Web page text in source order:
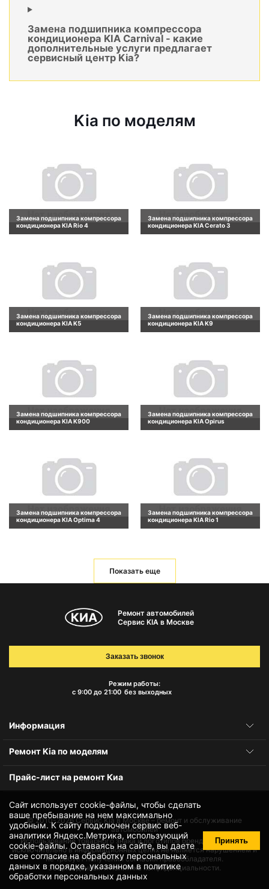
Замена подшипника компрессора
кондиционера KIA Carnival - какие
дополнительные услуги предлагает
сервисный центр Kia?
Kia по моделям
Замена подшипника компрессора
кондиционера KIA Rio 4
Замена подшипника компрессора
кондиционера KIA Cerato 3
Замена подшипника компрессора
кондиционера KIA K5
Замена подшипника компрессора
кондиционера KIA K9
Замена подшипника компрессора
кондиционера KIA K900
Замена подшипника компрессора
кондиционера KIA Opirus
Замена подшипника компрессора
кондиционера KIA Optima 4
Замена подшипника компрессора
кондиционера KIA Rio 1
Показать еще
Сайт использует cookie-файлы, чтобы сделать
ваше пребывание на нем максимально
удобным. К cайту подключен сервис веб-
аналитики Яндекс.Метрика, использующий
cookie-файлы. Оставаясь на сайте, вы даете
своесогласие на обработку персональных
данных в порядке, указанном в политике
обработки персональных данных
Принять
Ремонт автомобилей
Сервис KIA в Москве
Режим работы:
с 9:00 до 21:00 без выходных
Заказать звонок
Информация
Ремонт Kia по моделям
Прайс-лист на ремонт Киа
© 2010-2026Сервис Kia в Москве – ремонт и обслуживание
автомобилей
Использование товарного знака и логотипов бренда происходит
исключительно в информационных целях не является нарушением и
не требует получения согласия правообладателя.
Защита данных и политика конфиденциальности.